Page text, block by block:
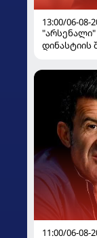
13:00/06-08-
დინასტიის
11:00/06-08-